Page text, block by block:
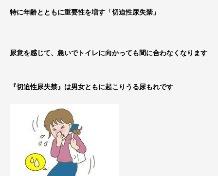
特に年齢とともに重要性を増す「切迫性尿失禁」
尿意を感じて、急いでトイレに向かっても間に合わなくなります
『切迫性尿失禁』は男女ともに起こりうる尿もれです